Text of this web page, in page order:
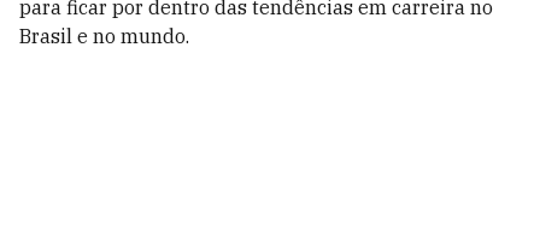
para ficar por dentro das tendências em carreira no
Brasil e no mundo.